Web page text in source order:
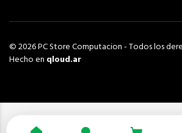
© 2026 PC Store Computacion - Todos los
Hecho en qloud.ar